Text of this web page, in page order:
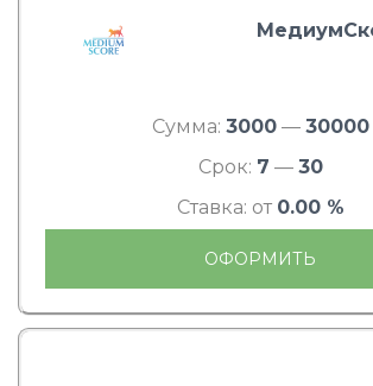
Сумма: 3000— 30000
Срок: 7 — 30
Ставка: от 0.00 %
ОФОРМИТЬ